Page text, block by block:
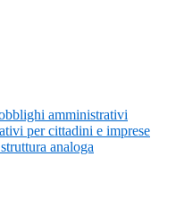
amministrativi
per cittadini e imprese
analoga